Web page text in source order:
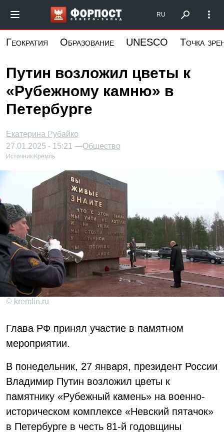
основному
Форпост Северо-Запад
RU
Геократия Образование UNESCO Точка
Путин возложил цветы к
«Рубежному камню» в
Петербурге
Екатерина Рубайко
27.01.2025 - 15:21 —Общество
Источник: Кремль
© kremlin.ru
Глава РФ принял участие в памятном
мероприятии.
В понедельник, 27 января, президент России
Владимир Путин возложил цветы к
памятнику «Рубежный камень» на военно-
историческом комплексе «Невский пятачок»
в Петербурге в честь 81-й годовщины